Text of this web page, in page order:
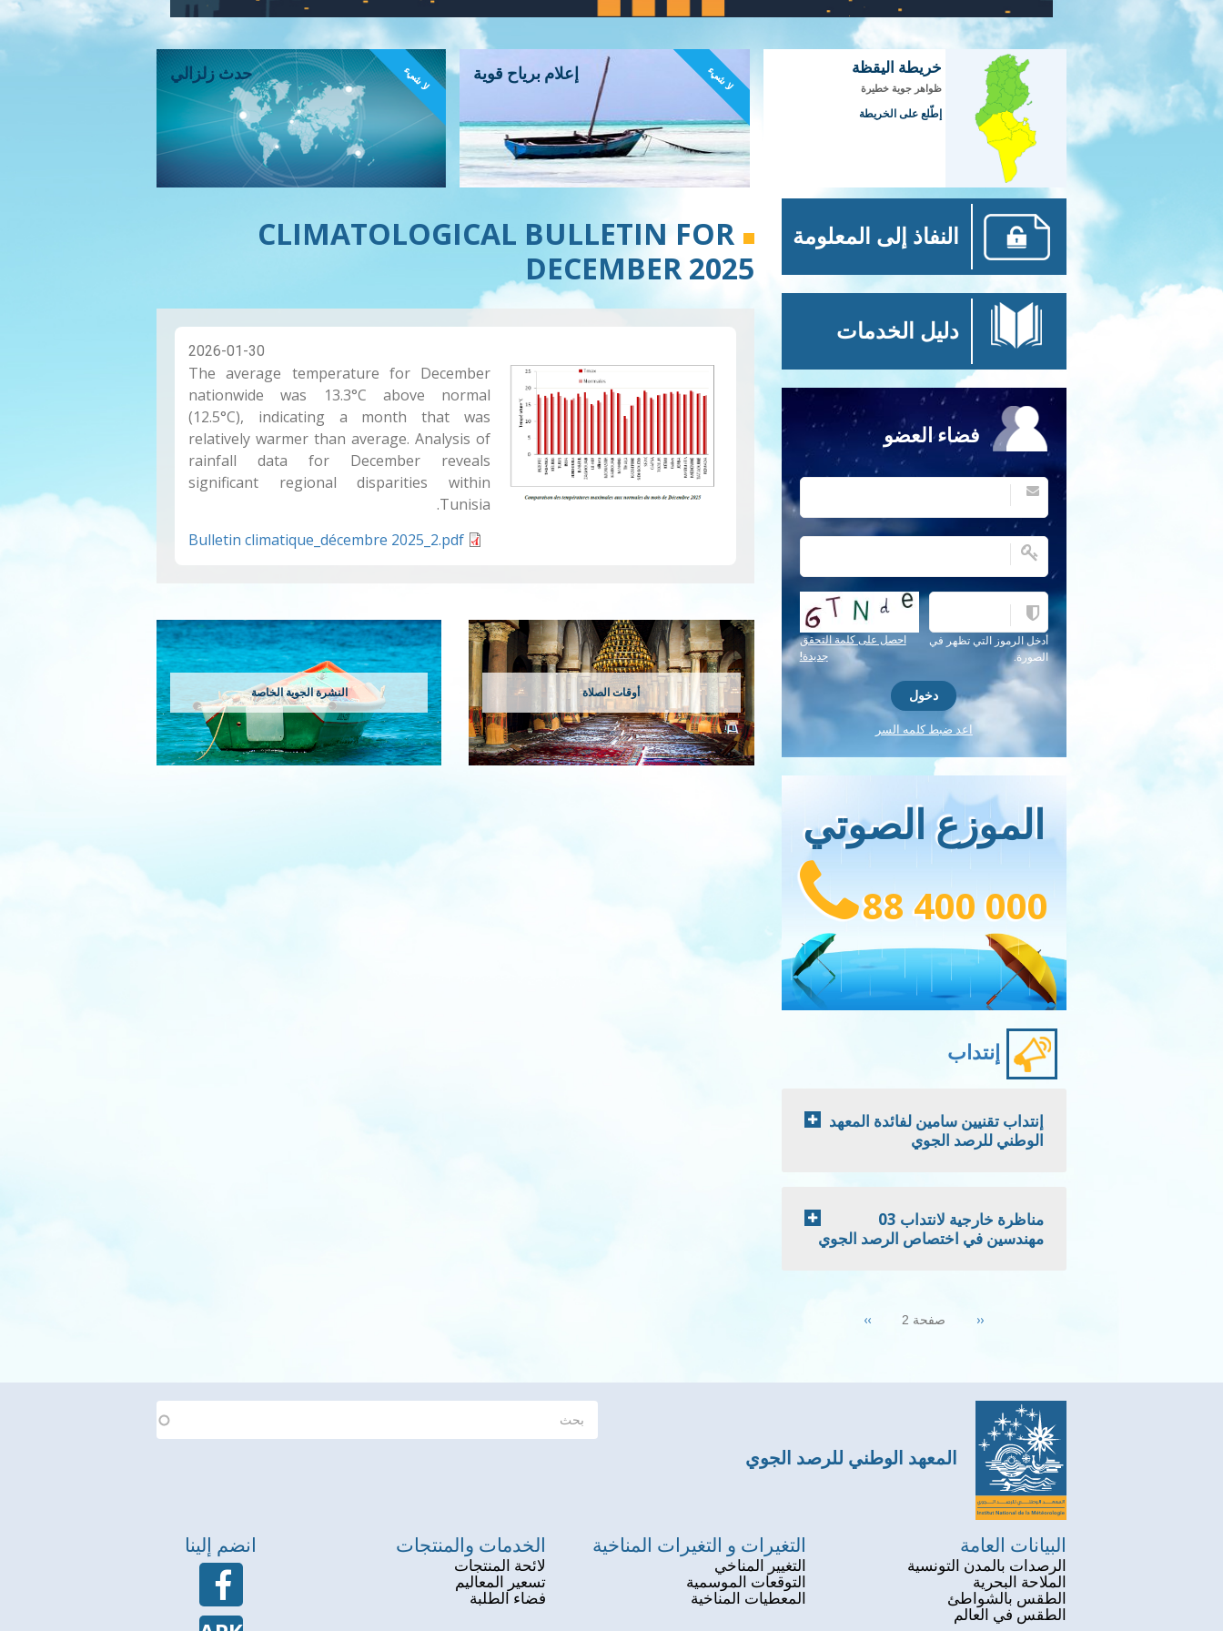
خريطة اليقظة
ظواهر جوية خطيرة
إطّلع على الخريطة
إعلام برياح قوية لا شيء حدث زلزالي لا شيء
CLIMATOLOGICAL BULLETIN FOR
DECEMBER 2025
2026-01-30
The average temperature for December
nationwide was 13.3°C above normal
(12.5°C), indicating a month that was
relatively warmer than average. Analysis of
rainfall data for December reveals
significant regional disparities within
Tunisia.
Bulletin climatique_décembre 2025_2.pdf
النشرة الجوية الخاصة أوقات الصلاة
النفاذ إلى المعلومة
دليل الخدمات
فضاء العضو
أدخل الرموز التي تظهر في
الصورة.
احصل على كلمة التحقق
جديدة!
اعد ضبط كلمه السر
الموزع الصوتي
88 400 000
إنتداب
إنتداب تقنيين سامين لفائدة المعهد
الوطني للرصد الجوي
مناظرة خارجية لانتداب 03
مهندسين في اختصاص الرصد الجوي
Previous
‹‹ صفحة 2 Next
››
المعهد الوطني للرصد الجوي
البيانات العامة
الرصدات بالمدن التونسية
الملاحة البحرية
الطقس بالشواطئ
الطقس في العالم
التغيرات و التغيرات المناخية
التغيير المناخي
التوقعات الموسمية
المعطيات المناخية
الخدمات والمنتجات
لائحة المنتجات
تسعير المعاليم
فضاء الطلبة
انضم إلينا